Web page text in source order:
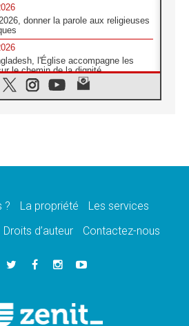
donner la parole aux religieuses
l'Église accompagne les
le chemin de la dignité
le vicariat apostolique de
du voyage apostolique du
France dévoilé
continentale sur l'éducation
en Afrique
? La propriété
Les services
Droits d’auteur Contactez-nous